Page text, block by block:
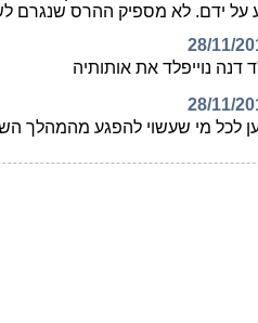
על ידם. לא מספיק ההרס שנגרם
28/11/
דנה נוייפלד את אותותיה
28/11/
לכל מי שעשוי להפגע מהמהלך